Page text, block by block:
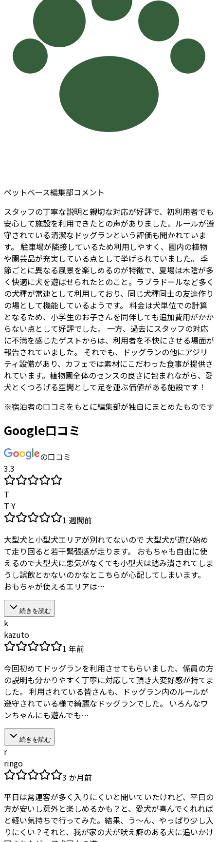
ペットベース編集部コメント
スタッフの丁寧な説明と親切な対応が好評で、初利用者でも
安心して施設を利用できたとの声がありました。ルールが遵
守されている清潔なドッグランという評価も聞かれていま
す。 駐車場が隣接しているため利用しやすく、園内の植物
や園芸品が充実している点として挙げられていました。 季
節ごとに異なる風景を楽しめるのが特徴で、夏場は木陰が多
く快適に犬を遊ばせられたとのこと。ラブラドールなど多く
の犬種が常連として利用しており、同じ犬種同士の友達作り
の場として機能しているようです。 料金は犬単位での計算
となるため、小学生のお子さんを同伴しても追加費用がかか
らない点として好評でした。 一方、過去にスタッフの対応
に不満を感じたゲストからは、利用者を不快にさせる場面が
報告されていました。 それでも、ドッグランの他にアジリ
ティ設備があり、カフェでは素材にこだわった食事が提供さ
れています。植物園全体のセンスの良さに包まれながら、愛
犬とくつろげる空間として足を運ぶ価値がある施設です！
※宿泊者の口コミをもとに編集部が独自にまとめたものです
Google口コミ
の口コミ
3.3
T
T Y
1 週間前
大型犬と小型犬エリアが別れてないので 大型犬が遊び始め
て走り回ると若干緊張感が走ります。 おもちゃも自由に使
えるので大型犬に悪気がなくても小型犬は踏み潰されてしま
うし誤飲とかないのかなとこちらが心配してしまいます。
おもちゃが使えるエリアは…
続きを読む
k
kazuto
1 年前
今回初めてドッグランを利用させてもらいました、係員の方
の説明も分かりやすく丁寧に対応して頂き大変好感が持てま
した。 利用されている皆さんも、ドッグラン内のルールが
遵守されている様で綺麗なドッグランでした。 いろんなワ
ンちゃんにも遊んでも…
続きを読む
r
ringo
3 か月前
平日は常連客が多く入りにくいと聞いていたけれど、平日の
方が安いし意外と楽しめるかも？と、愛犬が喜んでくれれば
と軽い気持ちで行ってみた。結果、う〜ん、やっぱり少し入
りにくい？それと、我が家の犬が吠え癖のある犬に追いかけ